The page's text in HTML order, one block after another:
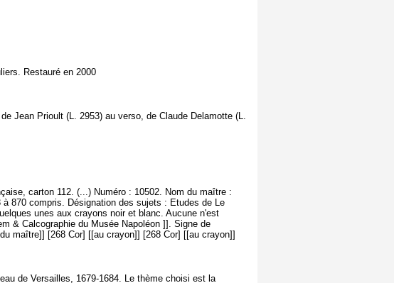
Restauré en 2000
Jean Prioult (L. 2953) au verso, de Claude Delamotte (L.
carton 112. (...) Numéro : 10502. Nom du maître :
870 compris. Désignation des sujets : Etudes de Le
unes aux crayons noir et blanc. Aucune n'est
& Calcographie du Musée Napoléon ]]. Signe de
maître]] [268 Cor] [[au crayon]] [268 Cor] [[au crayon]]
de Versailles, 1679-1684. Le thème choisi est la